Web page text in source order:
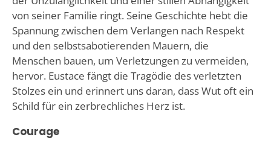
von seiner Familie ringt. Seine Geschichte hebt die
Spannung zwischen dem Verlangen nach Respekt
und den selbstsabotierenden Mauern, die
Menschen bauen, um Verletzungen zu vermeiden,
hervor. Eustace fängt die Tragödie des verletzten
Stolzes ein und erinnert uns daran, dass Wut oft ein
Schild für ein zerbrechliches Herz ist.
Courage